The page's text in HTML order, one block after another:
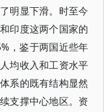
明显下滑。时至今
印度这两个国家的
，鉴于两国近些年
均收入和工资水平
系的既有结构显然
支撑中心地区。资